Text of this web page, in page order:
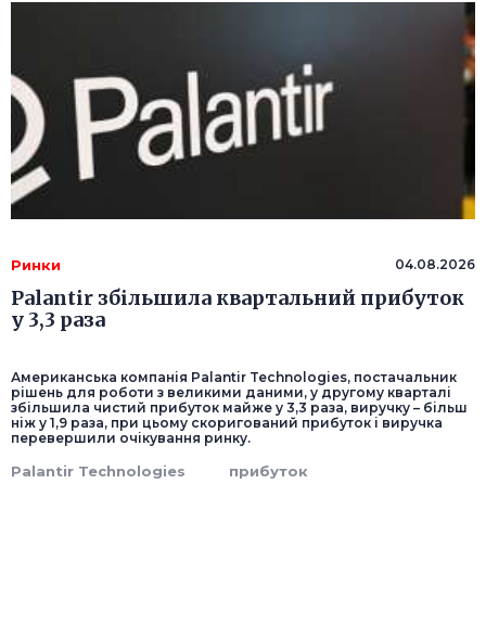
Ринки 04.08.2026
Palantir збільшила квартальний прибуток
у 3,3 раза
Американська компанія Palantir Technologies, постачальник
рішень для роботи з великими даними, у другому кварталі
збільшила чистий прибуток майже у 3,3 раза, виручку – більш
ніж у 1,9 раза, при цьому скоригований прибуток і виручка
перевершили очікування ринку.
Palantir Technologies прибуток